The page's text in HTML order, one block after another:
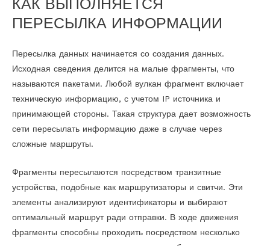
КАК ВЫПОЛНЯЕТСЯ
ПЕРЕСЫЛКА ИНФОРМАЦИИ
Пересылка данных начинается со создания данных.
Исходная сведения делится на малые фрагменты, что
называются пакетами. Любой вулкан фрагмент включает
техническую информацию, с учетом IP источника и
принимающей стороны. Такая структура дает возможность
сети пересылать информацию даже в случае через
сложные маршруты.
Фрагменты пересылаются посредством транзитные
устройства, подобные как маршрутизаторы и свитчи. Эти
элементы анализируют идентификаторы и выбирают
оптимальный маршрут ради отправки. В ходе движения
фрагменты способны проходить посредством несколько